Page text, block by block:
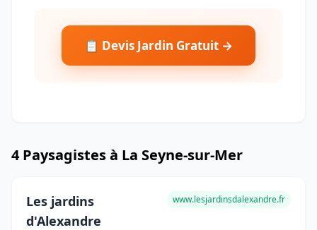
📋 Devis Jardin Gratuit →
4 Paysagistes à La Seyne-sur-Mer
Les jardins
d'Alexandre
www.lesjardinsdalexandre.fr